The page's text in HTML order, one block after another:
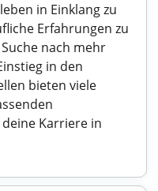
in Einklang zu
Erfahrungen zu
nach mehr
in den
bieten viele
Karriere in